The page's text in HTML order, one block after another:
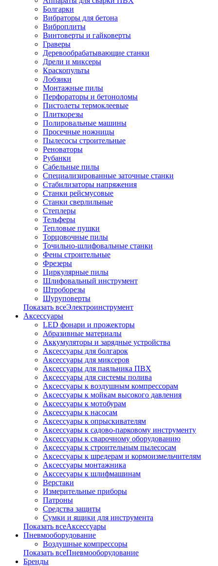
Болгарки
Вибраторы для бетона
Виброплиты
Винтоверты и гайковерты
Граверы
Деревообрабатывающие станки
Дрели и миксеры
Краскопульты
Лобзики
Монтажные пилы
Перфораторы и бетоноломы
Пистолеты термоклеевые
Плиткорезы
Полировальные машины
Просечные ножницы
Пылесосы строительные
Реноваторы
Рубанки
Сабельные пилы
Специализированные заточные станки
Стабилизаторы напряжения
Станки рейсмусовые
Станки сверлильные
Степлеры
Тельферы
Тепловые пушки
Торцовочные пилы
Точильно-шлифовальные станки
Фены строительные
Фрезеры
Циркулярные пилы
Шлифовальный инструмент
Штроборезы
Шуруповерты
Показать всеЭлектроинструмент
Аксессуары
LED фонари и прожекторы
Абразивные материалы
Аккумуляторы и зарядные устройства
Аксессуары для болгарок
Аксессуары для миксеров
Аксессуары для паяльника ПВХ
Аксессуары для системы полива
Аксессуары к воздушным компрессорам
Аксессуары к мойкам высокого давления
Аксессуары к мотобурам
Аксессуары к насосам
Аксессуары к опрыскивателям
Аксессуары к садово-парковому инструменту
Аксессуары к сварочному оборудованию
Аксессуары к строительным пылесосам
Аксессуары к шредерам и кормоизмельчителям
Аксессуары монтажника
Акссесуары к шлифмашинам
Верстаки
Измерительные приборы
Патроны
Средства защиты
Сумки и ящики для инструмента
Показать всеАксессуары
Пневмооборудование
Воздушные компрессоры
Показать всеПневмооборудование
Бренды